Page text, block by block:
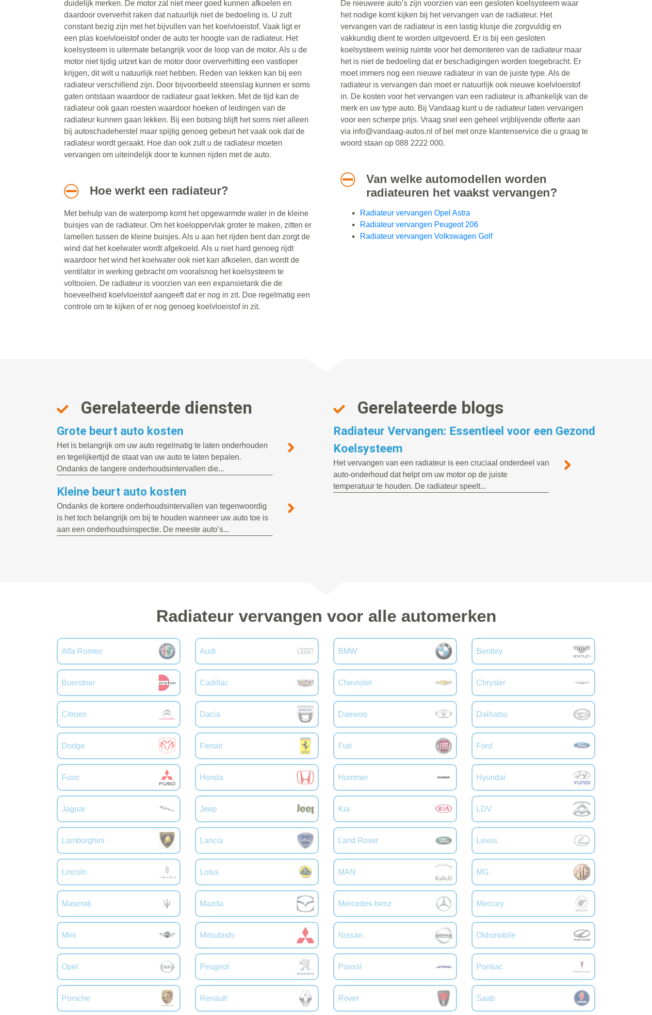
duidelijk merken. De motor zal niet meer goed kunnen afkoelen en
daardoor oververhit raken dat natuurlijk niet de bedoeling is. U zult
constant bezig zijn met het bijvullen van het koelvloeistof. Vaak ligt er
een plas koelvloeistof onder de auto ter hoogte van de radiateur. Het
koelsysteem is uitermate belangrijk voor de loop van de motor. Als u de
motor niet tijdig uitzet kan de motor door oververhitting een vastloper
krijgen, dit wilt u natuurlijk niet hebben. Reden van lekken kan bij een
radiateur verschillend zijn. Door bijvoorbeeld steenslag kunnen er soms
gaten ontstaan waardoor de radiateur gaat lekken. Met de tijd kan de
radiateur ook gaan roesten waardoor hoeken of leidingen van de
radiateur kunnen gaan lekken. Bij een botsing blijft het soms niet alleen
bij autoschadeherstel maar spijtig genoeg gebeurt het vaak ook dat de
radiateur wordt geraakt. Hoe dan ook zult u de radiateur moeten
vervangen om uiteindelijk door te kunnen rijden met de auto.
Hoe werkt een radiateur?
Met behulp van de waterpomp komt het opgewarmde water in de kleine
buisjes van de radiateur. Om het koeloppervlak groter te maken, zitten er
lamellen tussen de kleine buisjes. Als u aan het rijden bent dan zorgt de
wind dat het koelwater wordt afgekoeld. Als u niet hard genoeg rijdt
waardoor het wind het koelwater ook niet kan afkoelen, dan wordt de
ventilator in werking gebracht om vooralsnog het koelsysteem te
voltooien. De radiateur is voorzien van een expansietank die de
hoeveelheid koelvloeistof aangeeft dat er nog in zit. Doe regelmatig een
controle om te kijken of er nog genoeg koelvloeistof in zit.
De nieuwere auto’s zijn voorzien van een gesloten koelsysteem waar
het nodige komt kijken bij het vervangen van de radiateur. Het
vervangen van de radiateur is een lastig klusje die zorgvuldig en
vakkundig dient te worden uitgevoerd. Er is bij een gesloten
koelsysteem weinig ruimte voor het demonteren van de radiateur maar
het is niet de bedoeling dat er beschadigingen worden toegebracht. Er
moet immers nog een nieuwe radiateur in van de juiste type. Als de
radiateur is vervangen dan moet er natuurlijk ook nieuwe koelvloeistof
in. De kosten voor het vervangen van een radiateur is afhankelijk van de
merk en uw type auto. Bij Vandaag kunt u de radiateur laten vervangen
voor een scherpe prijs. Vraag snel een geheel vrijblijvende offerte aan
via info@vandaag-autos.nl of bel met onze klantenservice die u graag te
woord staan op 088 2222 000.
Van welke automodellen worden
radiateuren het vaakst vervangen?
Radiateur vervangen Opel Astra
Radiateur vervangen Peugeot 206
Radiateur vervangen Volkswagen Golf
Gerelateerde diensten
Grote beurt auto kosten
Het is belangrijk om uw auto regelmatig te laten onderhouden
en tegelijkertijd de staat van uw auto te laten bepalen.
Ondanks de langere onderhoudsintervallen die...
Kleine beurt auto kosten
Ondanks de kortere onderhoudsintervallen van tegenwoordig
is het toch belangrijk om bij te houden wanneer uw auto toe is
aan een onderhoudsinspectie. De meeste auto’s...
Gerelateerde blogs
Radiateur Vervangen: Essentieel voor een Gezond
Koelsysteem
Het vervangen van een radiateur is een cruciaal onderdeel van
auto-onderhoud dat helpt om uw motor op de juiste
temperatuur te houden. De radiateur speelt...
Radiateur vervangen voor alle automerken
Alfa Romeo Audi BMW Bentley
Buerstner Cadillac Chevrolet Chrysler
Citroen Dacia Daewoo Daihatsu
Dodge Ferrari Fiat Ford
Fuso Honda Hummer Hyundai
Jaguar Jeep Kia LDV
Lamborghini Lancia Land Rover Lexus
Lincoln Lotus MAN MG
Maserati Mazda Mercedes-benz Mercury
Mini Mitsubishi Nissan Oldsmobile
Opel Peugeot Poessl Pontiac
Porsche Renault Rover Saab